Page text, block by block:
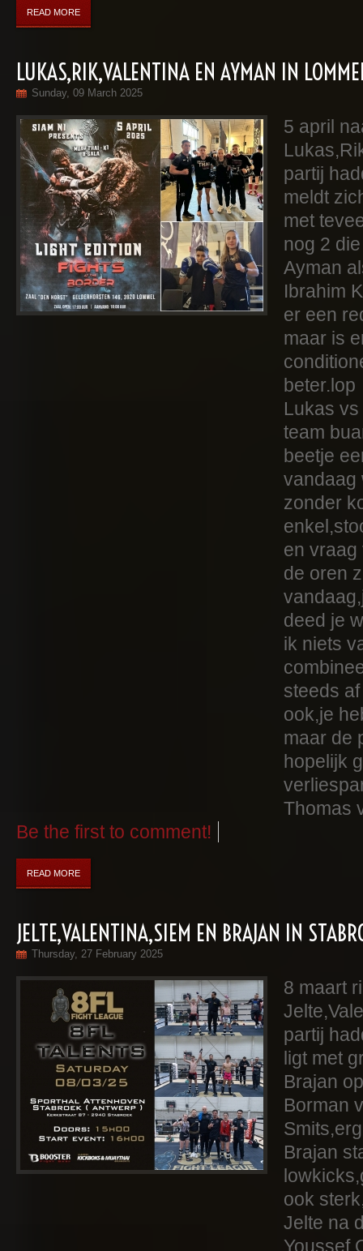
READ MORE
LUKAS,RIK,VALENTINA EN AYMAN IN
Sunday, 09 March 2025
5 april
partij
meldt
met
nog 2
Ayman
Ibrahim
er een
maar is
beter.lop
Lukas
team
beetje
vandaag
zonder
en
de oren
deed je
ik niets
steeds
ook,je
maar de
hopelijk
Thomas
Be the first to comment!
READ MORE
JELTE,VALENTINA,SIEM EN BRAJAN IN
Thursday, 27 February 2025
8 maart
partij
ligt met
Brajan
Borman
Brajan
ook
Jelte na
Youssef